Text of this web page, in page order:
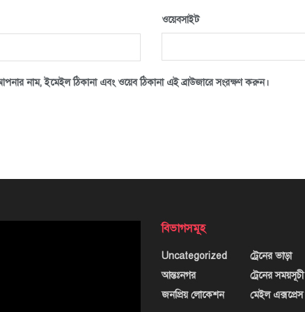
ওয়েবসাইট
নাম, ইমেইল ঠিকানা এবং ওয়েব ঠিকানা এই ব্রাউজারে সংরক্ষণ করুন।
বিভাগসমূহ
Uncategorized
আন্তঃনগর
জনপ্রিয় লোকেশন
ট্রেনের ভাড়া
ট্রেনের সময়সূচী
মেইল এক্সপ্রেস